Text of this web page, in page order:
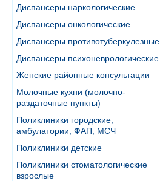
Диспансеры наркологические
Диспансеры онкологические
Диспансеры противотуберкулезные
Диспансеры психоневрологические
Женские районные консультации
Молочные кухни (молочно-
раздаточные пункты)
Поликлиники городские,
амбулатории, ФАП, МСЧ
Поликлиники детские
Поликлиники стоматологические
взрослые